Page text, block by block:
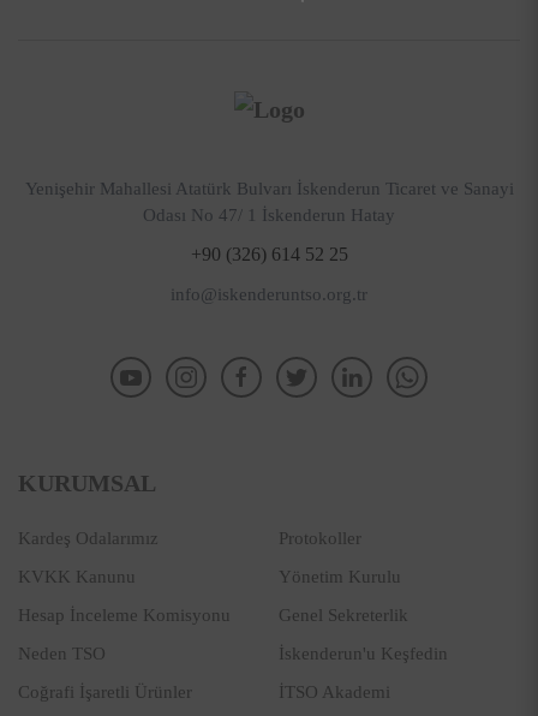
Yenişehir Mahallesi Atatürk Bulvarı İskenderun Ticaret ve Sanayi
Odası No 47/ 1 İskenderun Hatay
+90 (326) 614 52 25
info@iskenderuntso.org.tr
KURUMSAL
Kardeş Odalarımız
Protokoller
KVKK Kanunu
Yönetim Kurulu
Hesap İnceleme Komisyonu
Genel Sekreterlik
Neden TSO
İskenderun'u Keşfedin
Coğrafi İşaretli Ürünler
İTSO Akademi